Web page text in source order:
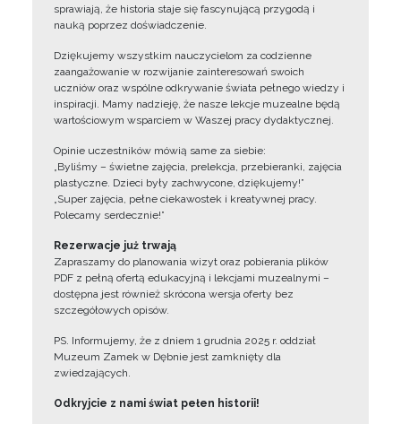
sprawiają, że historia staje się fascynującą przygodą i
nauką poprzez doświadczenie.
Dziękujemy wszystkim nauczycielom za codzienne
zaangażowanie w rozwijanie zainteresowań swoich
uczniów oraz wspólne odkrywanie świata pełnego wiedzy i
inspiracji. Mamy nadzieję, że nasze lekcje muzealne będą
wartościowym wsparciem w Waszej pracy dydaktycznej.
Opinie uczestników mówią same za siebie:
„Byliśmy – świetne zajęcia, prelekcja, przebieranki, zajęcia
plastyczne. Dzieci były zachwycone, dziękujemy!”
„Super zajęcia, pełne ciekawostek i kreatywnej pracy.
Polecamy serdecznie!”
Rezerwacje już trwają
Zapraszamy do planowania wizyt oraz pobierania plików
PDF z pełną ofertą edukacyjną i lekcjami muzealnymi –
dostępna jest również skrócona wersja oferty bez
szczegółowych opisów.
PS. Informujemy, że z dniem 1 grudnia 2025 r. oddział
Muzeum Zamek w Dębnie jest zamknięty dla
zwiedzających.
Odkryjcie z nami świat pełen historii!